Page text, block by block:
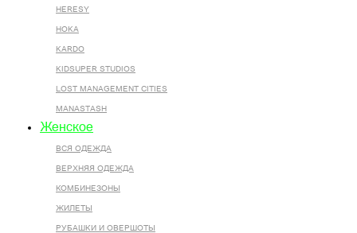
HERESY
HOKA
KARDO
KIDSUPER STUDIOS
LOST MANAGEMENT CITIES
MANASTASH
Женское
ВСЯ ОДЕЖДА
ВЕРХНЯЯ ОДЕЖДА
КОМБИНЕЗОНЫ
ЖИЛЕТЫ
РУБАШКИ И ОВЕРШОТЫ